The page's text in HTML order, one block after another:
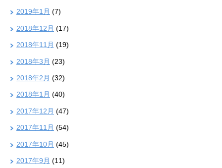
2019年1月 (7)
2018年12月 (17)
2018年11月 (19)
2018年3月 (23)
2018年2月 (32)
2018年1月 (40)
2017年12月 (47)
2017年11月 (54)
2017年10月 (45)
2017年9月 (11)